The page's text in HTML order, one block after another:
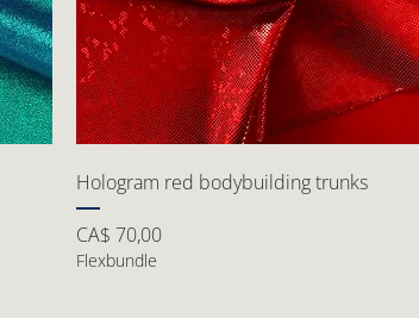
Hologram red bodybuilding trunks
Preço
CA$ 70,00
Flexbundle